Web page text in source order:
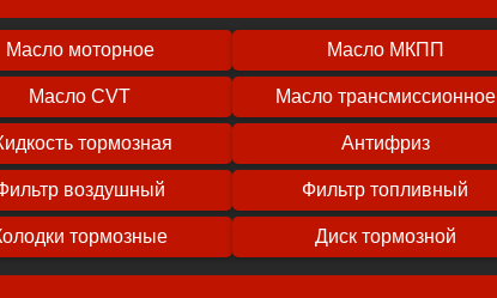
Масло моторное Масло МКПП
Масло CVT Масло трансмиссионное
тормозная Антифриз
воздушный Фильтр топливный
тормозные Диск тормозной